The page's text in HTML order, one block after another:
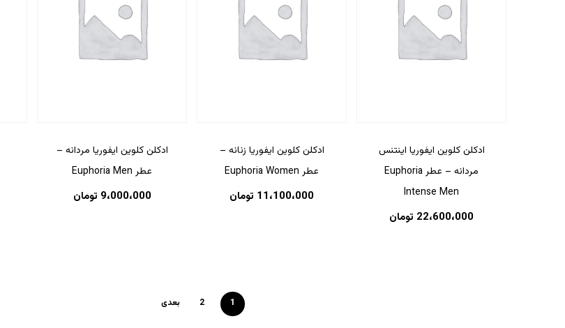
ادکلن کلوین ایفوریا اینتنس
مردانه – عطر Euphoria
Intense Men
22،600،000 تومان
ادکلن کلوین ایفوریا زنانه –
عطر Euphoria Women
11،100،000 تومان
ادکلن کلوین ایفوریا مردانه –
عطر Euphoria Men
9،000،000 تومان
1
2 بعدی